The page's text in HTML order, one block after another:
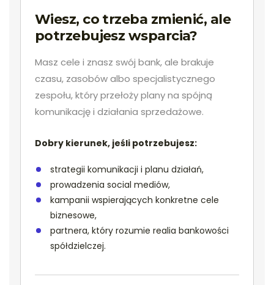
Wiesz, co trzeba zmienić, ale
potrzebujesz wsparcia?
Masz cele i znasz swój bank, ale brakuje
czasu, zasobów albo specjalistycznego
zespołu, który przełoży plany na spójną
komunikację i działania sprzedażowe.
Dobry kierunek, jeśli potrzebujesz:
strategii komunikacji i planu działań,
prowadzenia social mediów,
kampanii wspierających konkretne cele
biznesowe,
partnera, który rozumie realia bankowości
spółdzielczej.